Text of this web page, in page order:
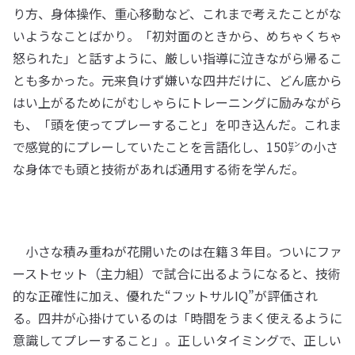
り方、身体操作、重心移動など、これまで考えたことがな
いようなことばかり。「初対面のときから、めちゃくちゃ
怒られた」と話すように、厳しい指導に泣きながら帰るこ
とも多かった。元来負けず嫌いな四井だけに、どん底から
はい上がるためにがむしゃらにトレーニングに励みながら
も、「頭を使ってプレーすること」を叩き込んだ。これま
で感覚的にプレーしていたことを言語化し、150㌢の小さ
な身体でも頭と技術があれば通用する術を学んだ。
小さな積み重ねが花開いたのは在籍３年目。ついにファ
ーストセット（主力組）で試合に出るようになると、技術
的な正確性に加え、優れた“フットサルIQ”が評価され
る。四井が心掛けているのは「時間をうまく使えるように
意識してプレーすること」。正しいタイミングで、正しい